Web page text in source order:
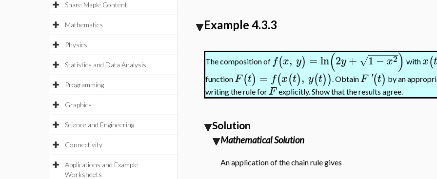
Share Maple Content
Mathematics
Physics
Statistics and Data Analysis
Programming
Graphics
Science and Engineering
Connectivity
Applications and Example
Worksheets
Example 4.3.3
The composition of f(x, y) =ln(2y+ 1−x2
− −
−−−−
√ )withx(t
functionF(t) = f(x(t), y(t)) . ObtainF '(t) by an
writing the rule forFexplicitly. Show that the results agree.
Solution
Mathematical Solution
An application of the chain rule gives